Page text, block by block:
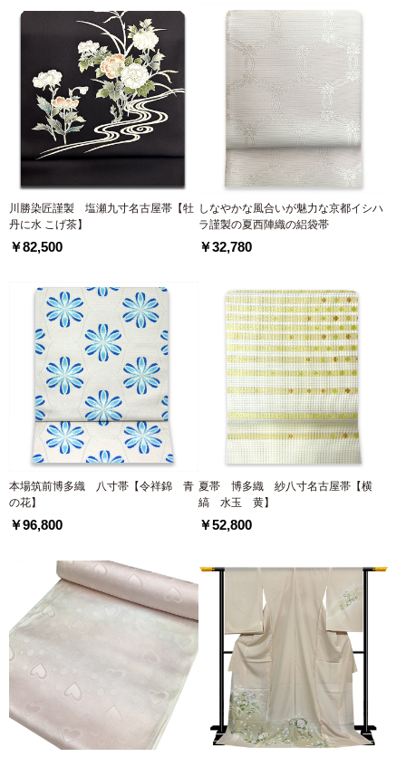
川勝染匠謹製 塩瀬九寸名古屋帯【牡
丹に水 こげ茶】
￥82,500
しなやかな風合いが魅力な京都イシハ
ラ謹製の夏西陣織の絽袋帯
￥32,780
本場筑前博多織 八寸帯【令祥錦 青
の花】
￥96,800
夏帯 博多織 紗八寸名古屋帯【横
縞 水玉 黄】
￥52,800